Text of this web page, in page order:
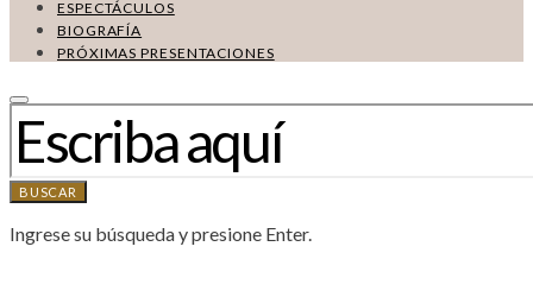
ESPECTÁCULOS
BIOGRAFÍA
PRÓXIMAS PRESENTACIONES
BUSCAR:
BUSCAR
Ingrese su búsqueda y presione Enter.